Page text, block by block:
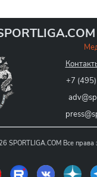
+7
SPORTLIGA.COM Все